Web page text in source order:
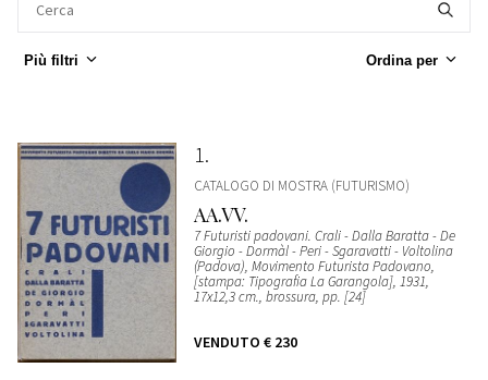
Più filtri Ordina per
1
CATALOGO DI MOSTRA (FUTURISMO)
AA.VV.
7 Futuristi padovani. Crali - Dalla Baratta - De
Giorgio - Dormàl - Peri - Sgaravatti - Voltolina
(Padova), Movimento Futurista Padovano,
[stampa: Tipografia La Garangola], 1931,
17x12,3 cm., brossura, pp. [24]
VENDUTO € 230